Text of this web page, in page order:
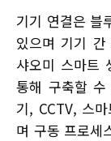
기기 연결은 블
있으며 기기
샤오미 스마트
통해 구축할 수
기, CCTV, 스
며 구동 프로세